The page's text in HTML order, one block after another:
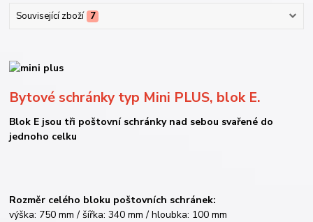
Související zboží 7
Bytové schránky typ Mini PLUS, blok E.
Blok E jsou tři poštovní schránky nad sebou svařené do
jednoho celku
Rozměr celého bloku poštovních schránek:
výška: 750 mm / šířka: 340 mm / hloubka: 100 mm